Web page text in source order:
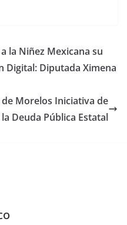
la Niñez Mexicana su
Digital: Diputada Ximena
Morelos Iniciativa de
Deuda Pública Estatal